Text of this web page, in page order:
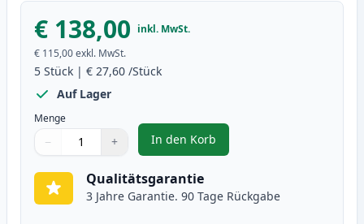
€ 138,00 inkl. MwSt.
€ 115,00exkl. MwSt.
5 Stück | € 27,60 /Stück
Auf Lager
Menge
Verwenden Sie die Tasten, um anzupassen
− +
1
In den Korb
, 5 stück Brother TN3280
Qualitätsgarantie
3 Jahre Garantie. 90 Tage Rückgabe